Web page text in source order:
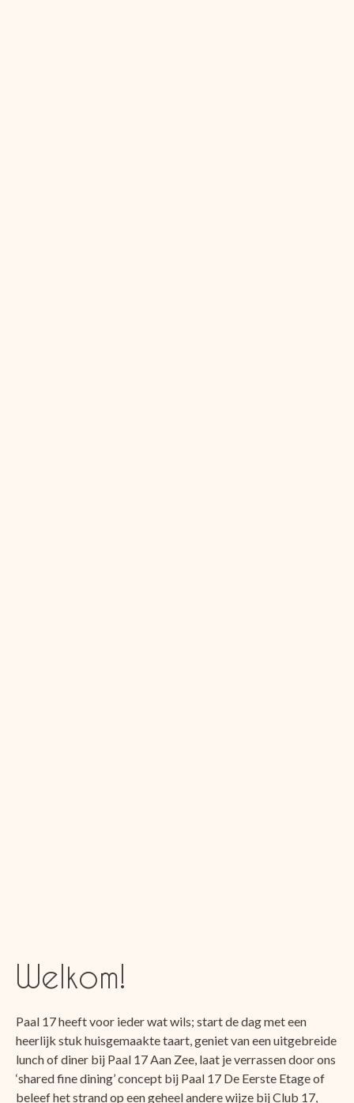
Welkom!
Paal 17 heeft voor ieder wat wils; start de dag met een
heerlijk stuk huisgemaakte taart, geniet van een uitgebreide
lunch of diner bij Paal 17 Aan Zee, laat je verrassen door ons
‘shared fine dining’ concept bij Paal 17 De Eerste Etage of
beleef het strand op een geheel andere wijze bij Club 17,